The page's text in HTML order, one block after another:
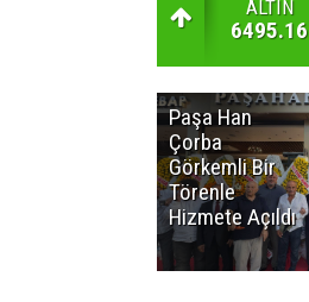
ALTIN
6495.16
Paşa Han
Çorba
Görkemli Bir
Törenle
Hizmete Açıldı